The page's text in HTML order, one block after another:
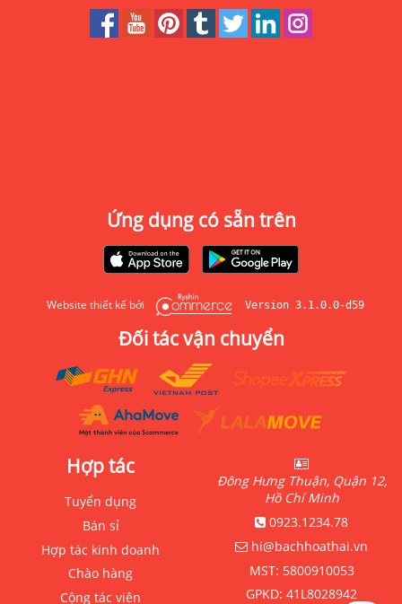
Ứng dụng có sẵn trên
Website thiết kế bởi Version 3.1.0.0-d59
Đối tác vận chuyển
Hợp tác
Tuyển dụng
Bán sỉ
Hợp tác kinh doanh
Chào hàng
Cộng tác viên
Đông Hưng Thuận, Quận 12,
Hồ Chí Minh
0923.1234.78
hi@bachhoathai.vn
MST: 5800910053
GPKD: 41L8028942